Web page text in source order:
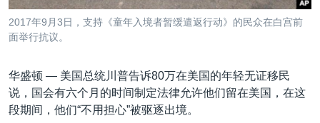
全球议题
环境
美国建国250周年
埃博拉疫情
重要讲话与声明
台海两岸关系
关注我们
其他语言网站
2017年9月3日，支持《童年入境者暂缓遣返行动》的民众在白宫前
面举行抗议。
华盛顿 — 美国总统川普告诉80万在美国的年轻无证移民
说，国会有六个月的时间制定法律允许他们留在美国，在这
段期间，他们“不用担心”被驱逐出境。